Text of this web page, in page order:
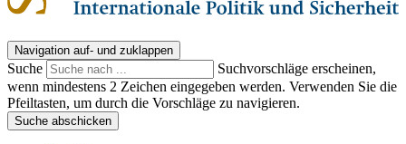
Navigation auf- und zuklappen
Suche
Suchvorschläge erscheinen,
wenn mindestens 2 Zeichen eingegeben werden. Verwenden Sie die
Pfeiltasten, um durch die Vorschläge zu navigieren.
Suche abschicken